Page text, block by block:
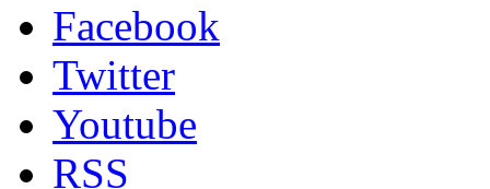
Facebook
Twitter
Youtube
RSS